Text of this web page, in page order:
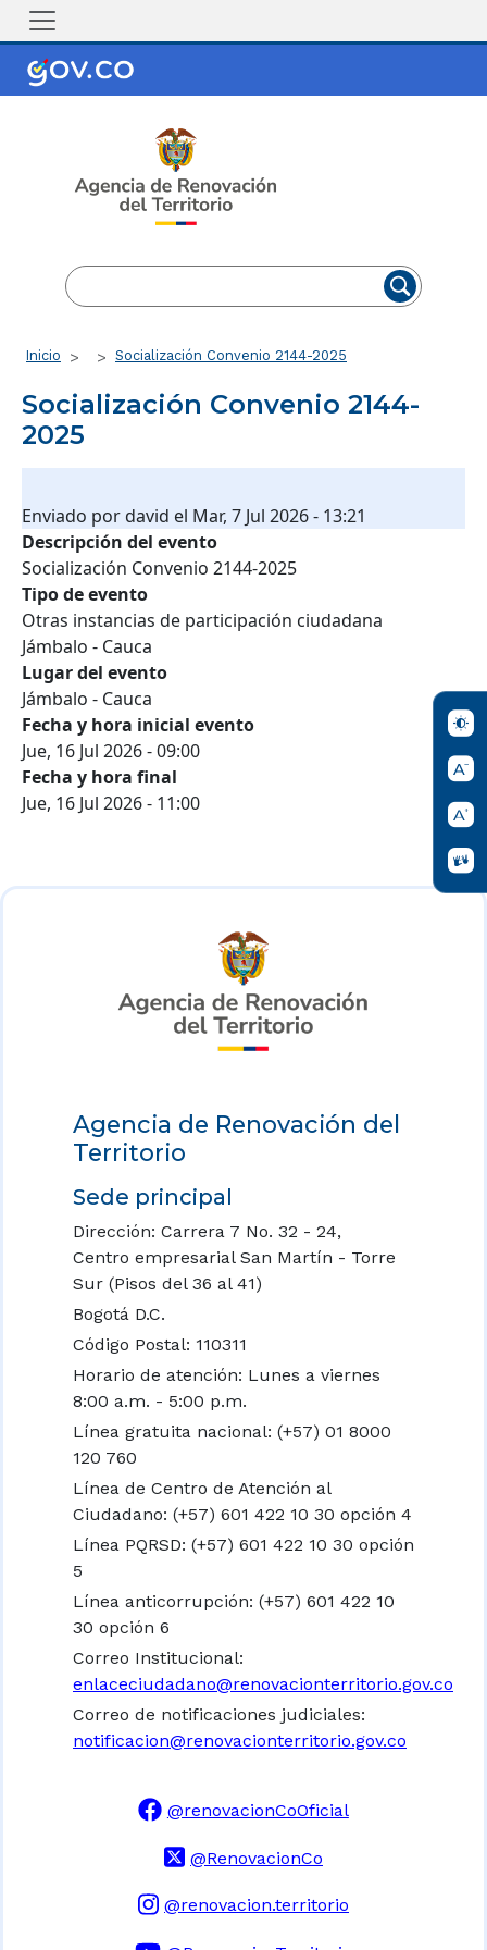
Pasar al contenido principal
Ruta de navegación
Inicio Socialización Convenio 2144-2025
Socialización Convenio 2144-
2025
Enviado pordavid el Mar, 7 Jul 2026 - 13:21
Descripción del evento
Socialización Convenio 2144-2025
Tipo de evento
Otras instancias de participación ciudadana
Jámbalo - Cauca
Lugar del evento
Jámbalo - Cauca
Fecha y hora inicial evento
Jue, 16 Jul 2026 - 09:00
Fecha y hora final
Jue, 16 Jul 2026 - 11:00
Agencia de Renovación del
Territorio
Sede principal
Dirección: Carrera 7 No. 32 - 24,
Centro empresarial San Martín - Torre
Sur (Pisos del 36 al 41)
Bogotá D.C.
Código Postal: 110311
Horario de atención: Lunes a viernes
8:00 a.m. - 5:00 p.m.
Línea gratuita nacional: (+57) 01 8000
120 760
Línea de Centro de Atención al
Ciudadano: (+57) 601 422 10 30 opción 4
Línea PQRSD: (+57) 601 422 10 30 opción
5
Línea anticorrupción: (+57) 601 422 10
30 opción 6
Correo Institucional:
enlaceciudadano@renovacionterritorio.gov.co
Correo de notificaciones judiciales:
notificacion@renovacionterritorio.gov.co
@renovacionCoOficial
@RenovacionCo
@renovacion.territorio